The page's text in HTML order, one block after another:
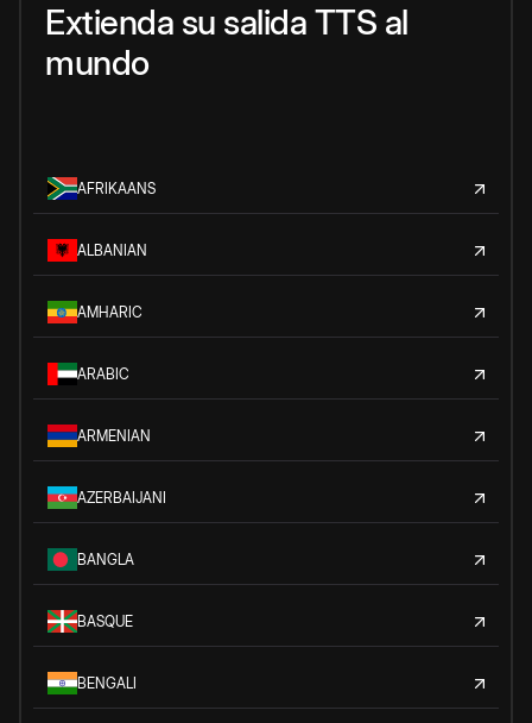
Extienda su salida TTS al
mundo
AFRIKAANS
ALBANIAN
AMHARIC
ARABIC
ARMENIAN
AZERBAIJANI
BANGLA
BASQUE
BENGALI